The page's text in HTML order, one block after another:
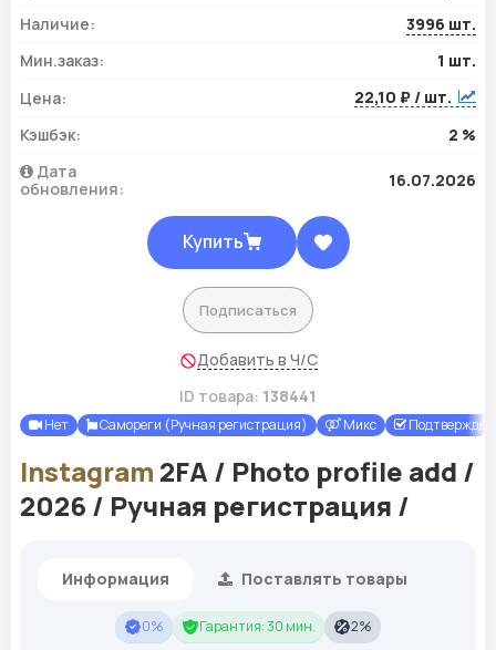
Наличие:
3996 шт.
Мин.заказ:
1 шт.
Цена:
22,10 ₽ / шт.
Кэшбэк:
2 %
Дата
обновления:
16.07.2026
Купить
Подписаться
Добавить в Ч/С
ID товара: 138441
Нет Самореги (Ручная регистрация) Микс
Instagram 2FA / Photo profile add /
2026 / Ручная регистрация /
Информация Поставлять товары
0% Гарантия: 30 мин. 2%